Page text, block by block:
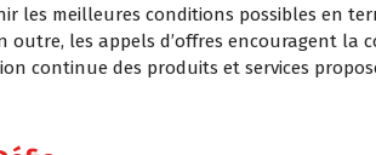
les meilleures conditions possibles en
outre, les appels d’offres encouragent la
continue des produits et services